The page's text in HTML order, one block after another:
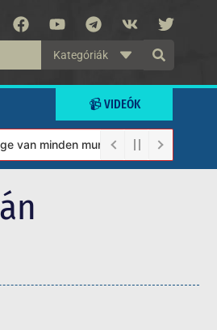
Kategóriák
📹 VIDEÓK
munkánkat segíteni